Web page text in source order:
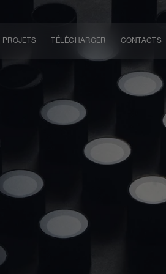
PROJETS TÉLÉCHARGER CONTACTS